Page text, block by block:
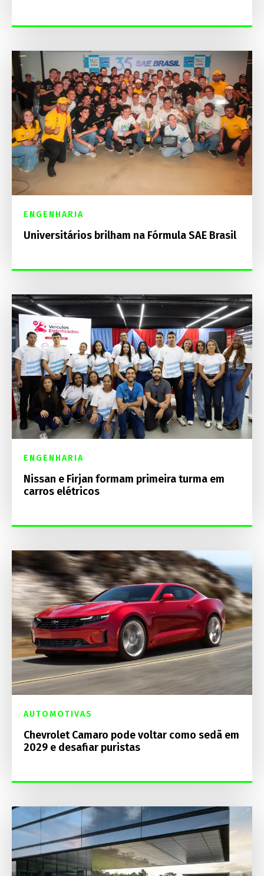
ENGENHARIA
Universitários brilham na Fórmula SAE Brasil
ENGENHARIA
Nissan e Firjan formam primeira turma em
carros elétricos
AUTOMOTIVAS
Chevrolet Camaro pode voltar como sedã em
2029 e desafiar puristas